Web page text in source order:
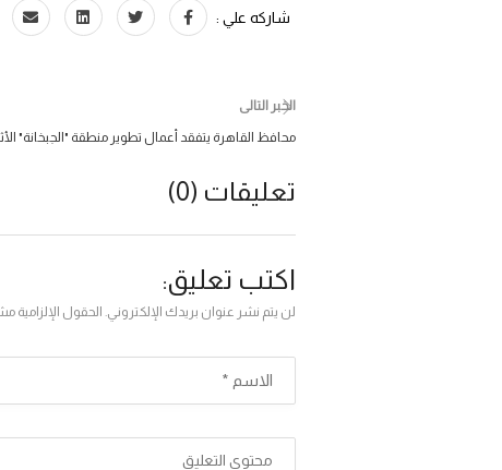
شاركه علي :
الخبر التالى
محافظ القاهرة يتفقد أعمال تطوير منطقة "الجبخانة"
تعليقات (0)
اكتب تعليق:
لن يتم نشر عنوان بريدك الإلكتروني. الحقول الإلزامية